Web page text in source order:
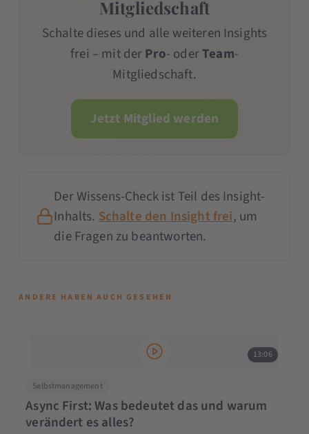
Mitgliedschaft
Schalte dieses und alle weiteren Insights
frei – mit derPro- oderTeam-
Mitgliedschaft.
Jetzt Mitglied werden
Der Wissens-Check ist Teil des Insight-
Inhalts. Schalte den Insight frei, um
die Fragen zu beantworten.
ANDERE HABEN AUCH GESEHEN
13:06
Selbstmanagement
Async First: Was bedeutet das und warum
verändert es alles?